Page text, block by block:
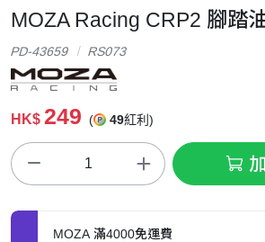
MOZA Racing CRP2 腳踏
PD-43659 RS073
HK$ 249 ( 49紅利)
MOZA 滿4000免運費